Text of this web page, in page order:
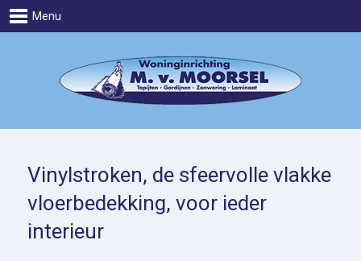
Menu
Vinylstroken, de sfeervolle vlakke
vloerbedekking, voor ieder
interieur